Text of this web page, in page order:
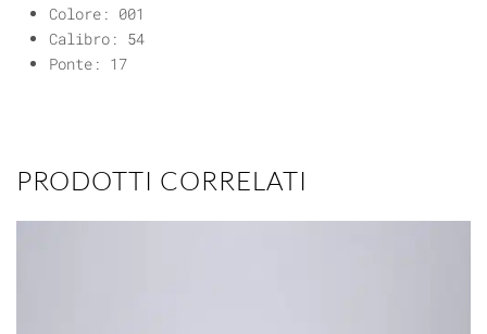
Colore: 001
Calibro: 54
Ponte: 17
PRODOTTI CORRELATI